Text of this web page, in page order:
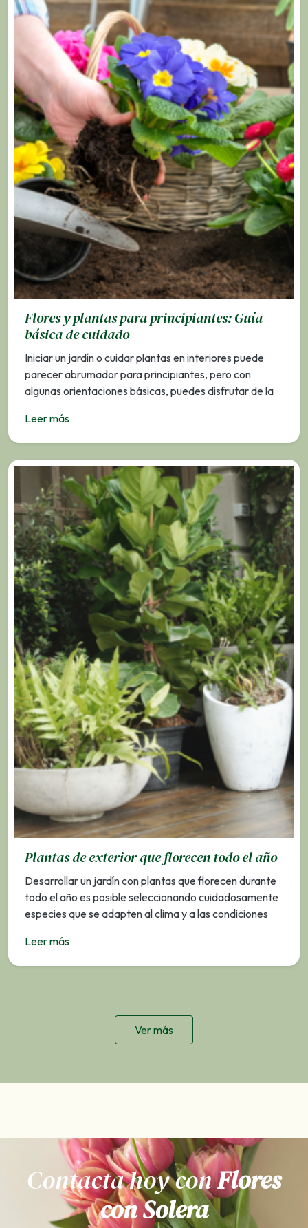
Flores y plantas para principiantes: Guía
básica de cuidado
Iniciar un jardín o cuidar plantas en interiores puede
parecer abrumador para principiantes, pero con
algunas orientaciones básicas, puedes disfrutar de la
Leer más
Plantas de exterior que florecen todo el año
Desarrollar un jardín con plantas que florecen durante
todo el año es posible seleccionando cuidadosamente
especies que se adapten al clima y a las condiciones
Leer más
Ver más
Contacta hoy conFlores
con Solera